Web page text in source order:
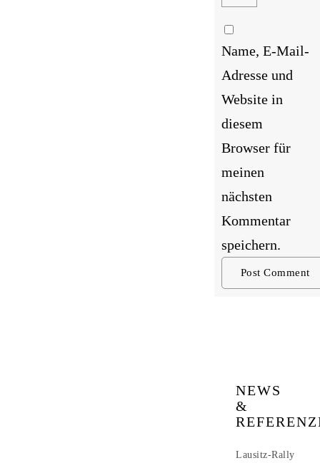
Name, E-Mail-
Adresse und
Website in
diesem
Browser für
meinen
nächsten
Kommentar
speichern.
NEWS
&
Lausitz-Rally